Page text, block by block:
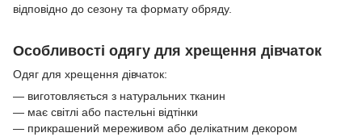
відповідно до сезону та формату обряду.
Особливості одягу для хрещення дівчаток
Одяг для хрещення дівчаток:
— виготовляється з натуральних тканин
— має світлі або пастельні відтінки
— прикрашений мереживом або делікатним декором